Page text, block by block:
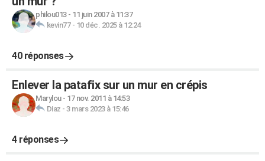
philou013- 11 juin 2007 à 11:37
kevin77- 10 déc. 2025 à 12:24
40 réponses
Enlever la patafix sur un mur en crépis
Marylou- 17 nov. 2011 à 14:53
Diaz - 3 mars 2023 à 15:46
4 réponses